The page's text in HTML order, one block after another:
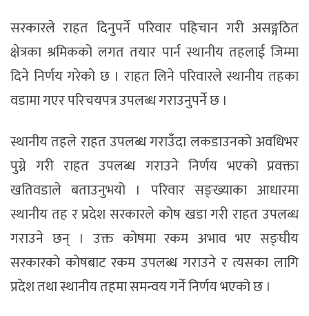
सरकारले राहत दिनुपर्ने परिवार पहिचान गरी असङ्गठित
क्षेत्रका श्रमिकको लगत तयार पार्न स्थानीय तहलाई जिम्मा
दिने निर्णय गरेको छ । राहत लिने परिवारले स्थानीय तहका
वडामा गएर परिचयपत्र उपलब्ध गराउनुपर्ने छ ।
स्थानीय तहले राहत उपलब्ध गराउँदा लकडाउनको अवधिभर
पुग्ने गरी राहत उपलब्ध गराउने निर्णय भएको प्रवक्ता
खतिवडाले बताउनुभयो । परिवार सङ्ख्याका आधारमा
स्थानीय तह र प्रदेश सरकारले कोष खडा गरी राहत उपलब्ध
गराउने छन् । उक्त कोषमा रकम अभाव भए सङ्घीय
सरकारको कोषबाट रकम उपलब्ध गराउने र त्यसका लागि
प्रदेश तथा स्थानीय तहमा समन्वय गर्ने निर्णय भएको छ ।